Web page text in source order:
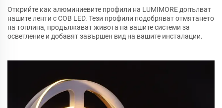
Открийте как алюминиевите профили на LUMIMORE допълват
нашите ленти с COB LED. Тези профили подобряват отмятането
на топлина, продължават живота на вашите системи за
осветление и добавят завършен вид на вашите инсталации.